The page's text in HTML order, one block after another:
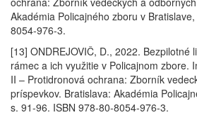
Akadémia Policajného zboru v
8054-976-3.
[13] ONDREJOVIČ, D., 2022. Bezpilotné
rámec a ich využitie v Policajnom zbore.
II – Protidronová ochrana: Zborník
príspevkov. Bratislava: Akadémia
s. 91-96. ISBN 978-80-8054-976-3.